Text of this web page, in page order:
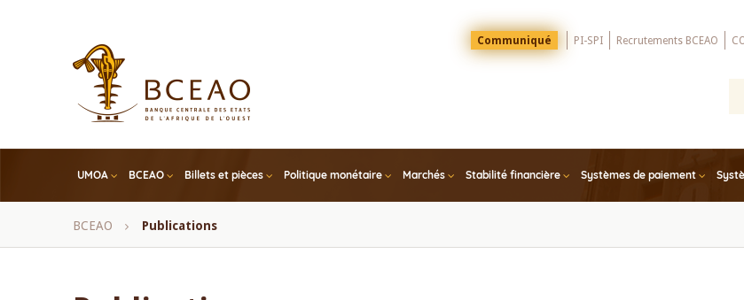
Menu
Top
Communiqué PI-SPI Recrutements BCEAO
UMOA BCEAO Billets et pièces Politique monétaire Marchés Stabilité financière Systèmes de paiement
Fil
BCEAO Publications